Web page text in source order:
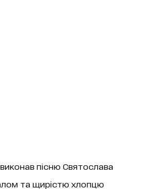
пісню Святослава
та щирістю хлопцю